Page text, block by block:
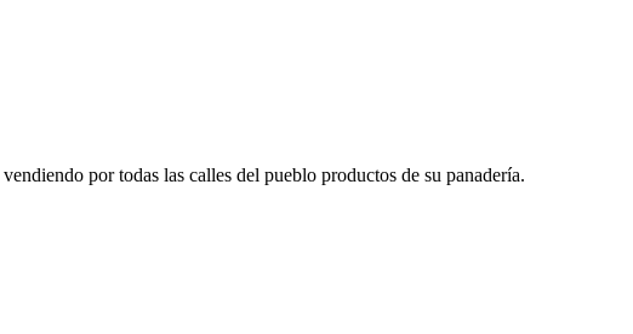
vendiendo por todas las calles del pueblo productos de su panadería.